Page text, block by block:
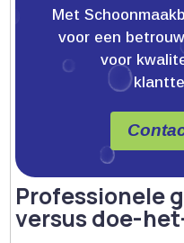
Met
voor een
voor
Professionele
versus doe-